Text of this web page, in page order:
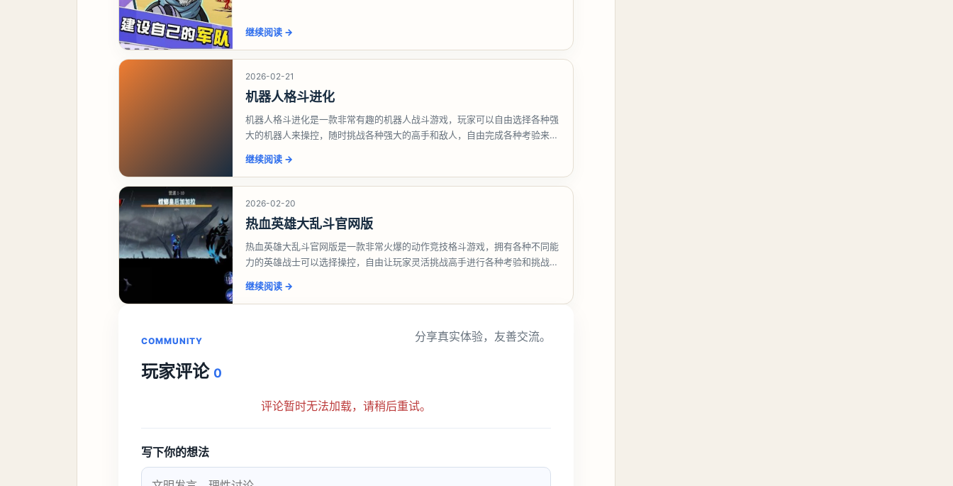
继续阅读 →
2026-02-21
机器人格斗进化
机器人格斗进化是一款非常有趣的机器人战斗游戏，玩家可以自由选择各种强
大的机器人来操控，随时挑战各种强大的高手和敌人，自由完成各种考验来赢
继续阅读 →
2026-02-20
热血英雄大乱斗官网版
热血英雄大乱斗官网版是一款非常火爆的动作竞技格斗游戏，拥有各种不同能
力的英雄战士可以选择操控，自由让玩家灵活挑战高手进行各种考验和挑战，
继续阅读 →
COMMUNITY
玩家评论 0
分享真实体验，友善交流。
评论暂时无法加载，请稍后重试。
写下你的想法